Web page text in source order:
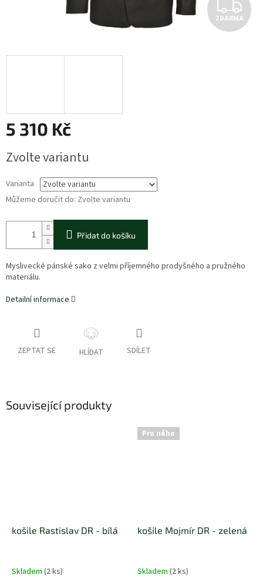
Z
D
ZDARMA
5 310 Kč
cena:
Zvolte variantu
Varianta
Můžeme doručit do: Zvolte variantu
Přidat do košíku
Myslivecké pánské sako z velmi příjemného prodyšného a pružného
materiálu.
Detailní informace
ZEPTAT SE HLÍDAT SDÍLET
Související produkty
košile Rastislav DR - bílá
Skladem (2 ks)
Pro něho
košile Mojmír DR - zelená
Skladem (2 ks)